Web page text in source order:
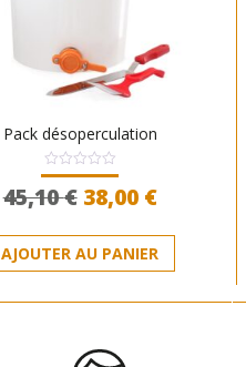
Pack désoperculation
Note
0
sur
45,10€ Le
initial
était :
38,00 €Le
actuel
est :
38,00 €.
AJOUTER AU PANIER